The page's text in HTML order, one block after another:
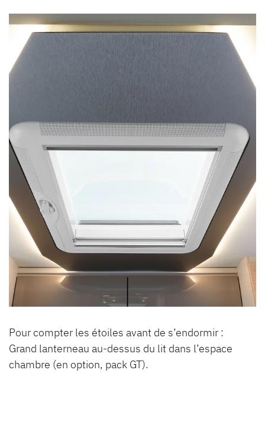
Pour compter les étoiles avant de s’endormir :
Grand lanterneau au-dessus du lit dans l’espace
chambre (en option, pack GT).